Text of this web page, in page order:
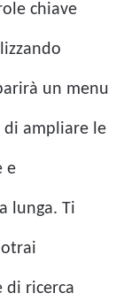
chiave
un menu
di ampliare le
e
lunga. Ti
di ricerca